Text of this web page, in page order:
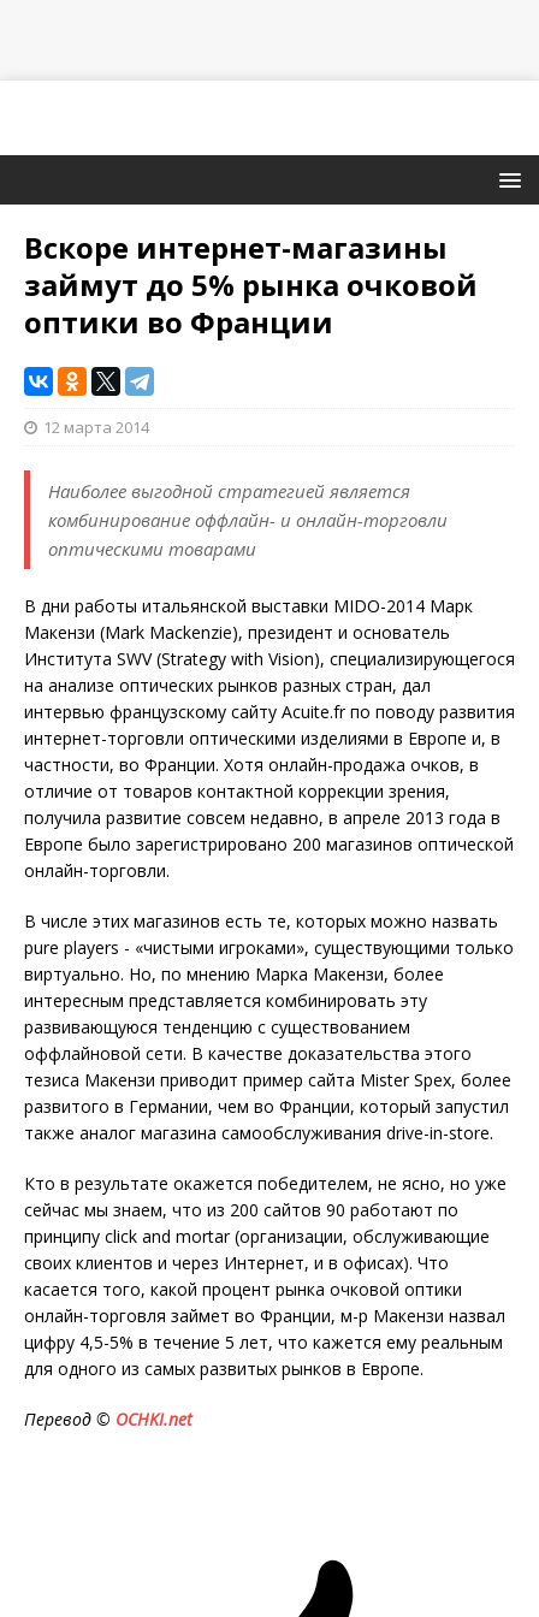
Вскоре интернет-магазины
займут до 5% рынка очковой
оптики во Франции
12 марта 2014
Наиболее выгодной стратегией является
комбинирование оффлайн- и онлайн-торговли
оптическими товарами
В дни работы итальянской выставки MIDO-2014 Марк
Макензи (Mark Mackenzie), президент и основатель
Института SWV (Strategy with Vision), специализирующегося
на анализе оптических рынков разных стран, дал
интервью французскому сайту Acuite.fr по поводу развития
интернет-торговли оптическими изделиями в Европе и, в
частности, во Франции. Хотя онлайн-продажа очков, в
отличие от товаров контактной коррекции зрения,
получила развитие совсем недавно, в апреле 2013 года в
Европе было зарегистрировано 200 магазинов оптической
онлайн-торговли.
В числе этих магазинов есть те, которых можно назвать
pure players - «чистыми игроками», существующими только
виртуально. Но, по мнению Марка Макензи, более
интересным представляется комбинировать эту
развивающуюся тенденцию с существованием
оффлайновой сети. В качестве доказательства этого
тезиса Макензи приводит пример сайта Mister Spex, более
развитого в Германии, чем во Франции, который запустил
также аналог магазина самообслуживания drive-in-store.
Кто в результате окажется победителем, не ясно, но уже
сейчас мы знаем, что из 200 сайтов 90 работают по
принципу click and mortar (организации, обслуживающие
своих клиентов и через Интернет, и в офисах). Что
касается того, какой процент рынка очковой оптики
онлайн-торговля займет во Франции, м-р Макензи назвал
цифру 4,5-5% в течение 5 лет, что кажется ему реальным
для одного из самых развитых рынков в Европе.
Перевод © OCHKI.net